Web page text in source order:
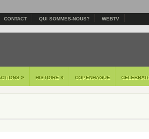
CONTACT QUI SOMMES-NOUS? WEBTV
» HISTOIRE » COPENHAGUE